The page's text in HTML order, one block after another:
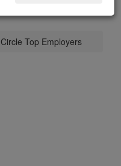
Circle Top Employers